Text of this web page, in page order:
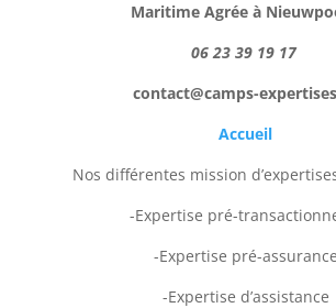
Maritime Agrée à
06 23 39 19 17
contact@camps-
Accueil
Nos différentes mission
-Expertise pré-
-Expertise pré-assurance
-Expertise d’assistance